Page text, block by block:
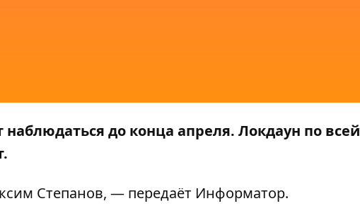
до конца апреля. Локдаун по всей
Степанов, — передаёт Информатор.